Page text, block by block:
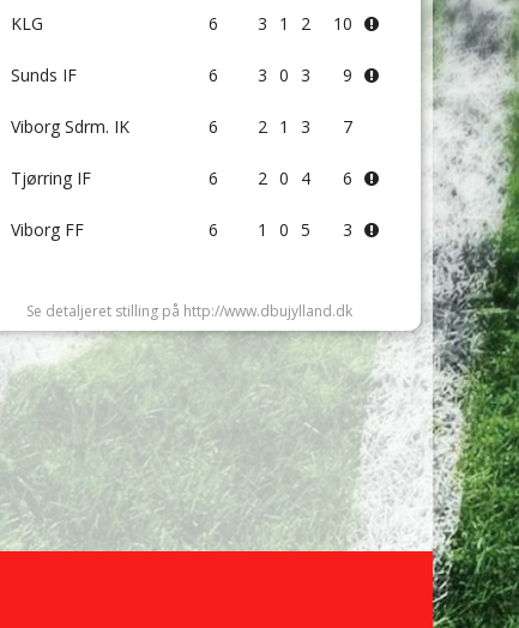
KLG 6 3 1 2 10
Sunds IF 6 3 0 3 9
Viborg Sdrm. IK 6 2 1 3 7
Tjørring IF 6 2 0 4 6
Viborg FF 6 1 0 5 3
Se detaljeret stilling på http://www.dbujylland.dk